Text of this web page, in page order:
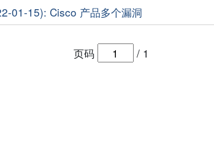
01-15): Cisco 产品多个漏洞
页码 / 1